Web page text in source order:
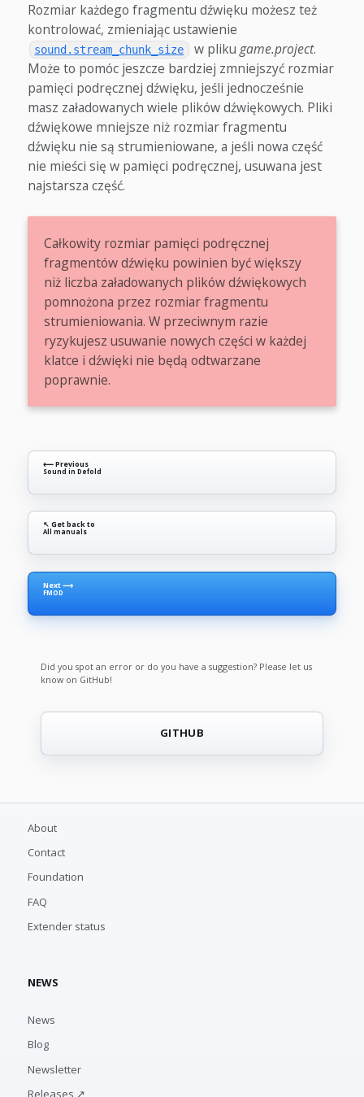
Rozmiar każdego fragmentu dźwięku możesz też
kontrolować, zmieniając ustawienie
sound.stream_chunk_size w pliku game.project.
Może to pomóc jeszcze bardziej zmniejszyć rozmiar
pamięci podręcznej dźwięku, jeśli jednocześnie
masz załadowanych wiele plików dźwiękowych. Pliki
dźwiękowe mniejsze niż rozmiar fragmentu
dźwięku nie są strumieniowane, a jeśli nowa część
nie mieści się w pamięci podręcznej, usuwana jest
najstarsza część.
Całkowity rozmiar pamięci podręcznej
fragmentów dźwięku powinien być większy
niż liczba załadowanych plików dźwiękowych
pomnożona przez rozmiar fragmentu
strumieniowania. W przeciwnym razie
ryzykujesz usuwanie nowych części w każdej
klatce i dźwięki nie będą odtwarzane
poprawnie.
⟵ Previous
Sound in Defold
↖ Get back to
All manuals
Next ⟶
FMOD
Did you spot an error or do you have a suggestion? Please let us
know on GitHub!
GITHUB
About
Contact
Foundation
FAQ
Extender status
NEWS
News
Blog
Newsletter
Releases ↗